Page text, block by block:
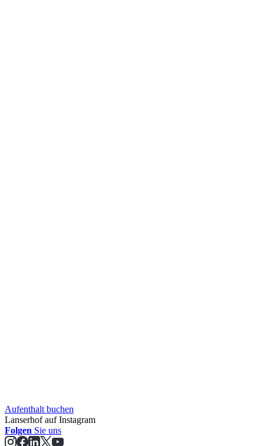
Aufent­halt buchen
Lanserhof auf Instagram
Folgen Sie uns